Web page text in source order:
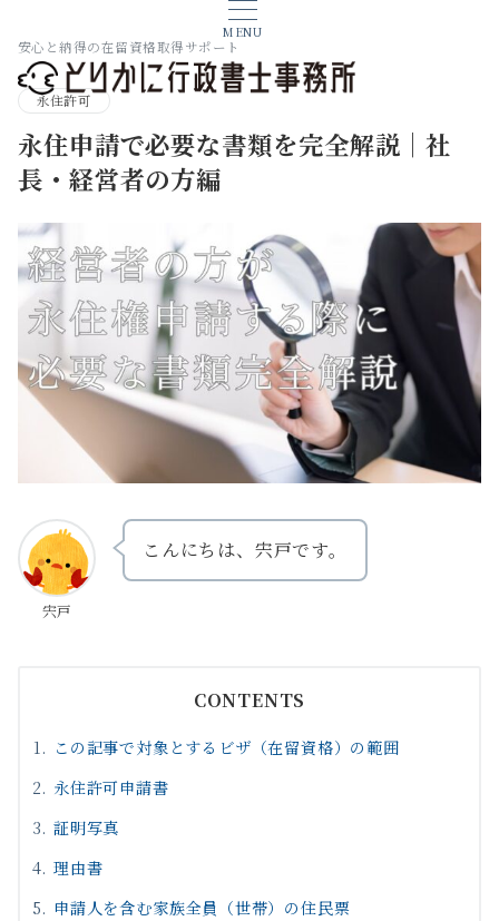
MENU
安心と納得の在留資格取得サポート
永住許可
永住申請で必要な書類を完全解説｜社
長・経営者の方編
宍戸
こんにちは、宍戸です。
CONTENTS
この記事で対象とするビザ（在留資格）の範囲
永住許可申請書
証明写真
理由書
申請人を含む家族全員（世帯）の住民票